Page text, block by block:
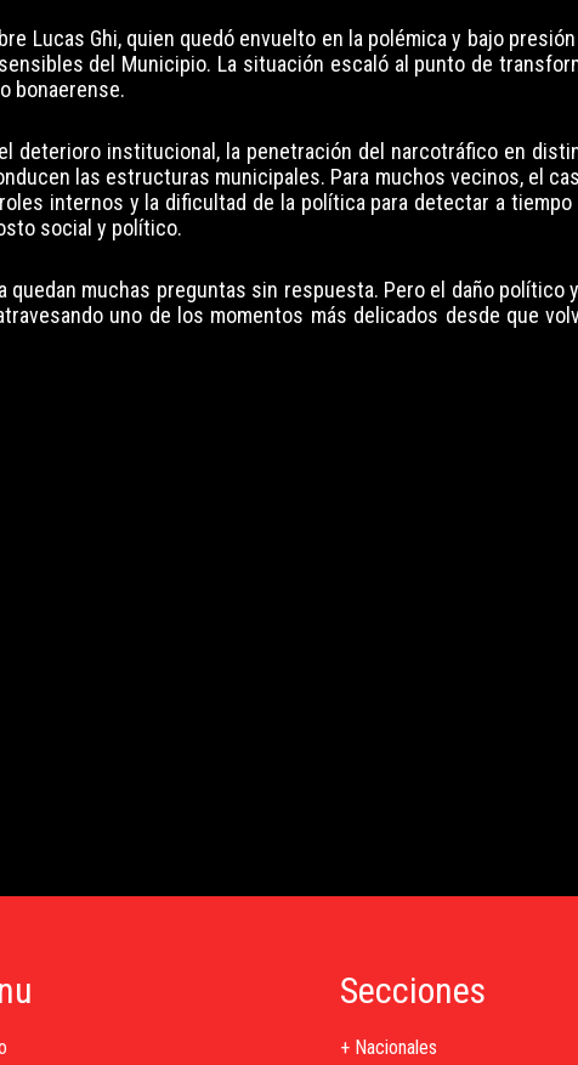
Lucas Ghi, quien quedó envuelto en la polémica y bajo
del Municipio. La situación escaló al punto de
bonaerense.
deterioro institucional, la penetración del narcotráfico en
las estructuras municipales. Para muchos vecinos, el
internos y la dificultad de la política para detectar a
social y político.
muchas preguntas sin respuesta. Pero el daño político
uno de los momentos más delicados desde que
Secciones
+ Nacionales